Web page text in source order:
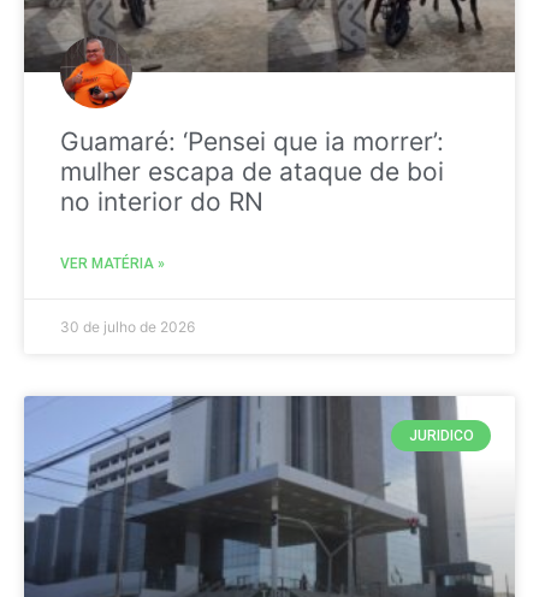
Guamaré: ‘Pensei que ia morrer’:
mulher escapa de ataque de boi
no interior do RN
VER MATÉRIA »
30 de julho de 2026
JURIDICO